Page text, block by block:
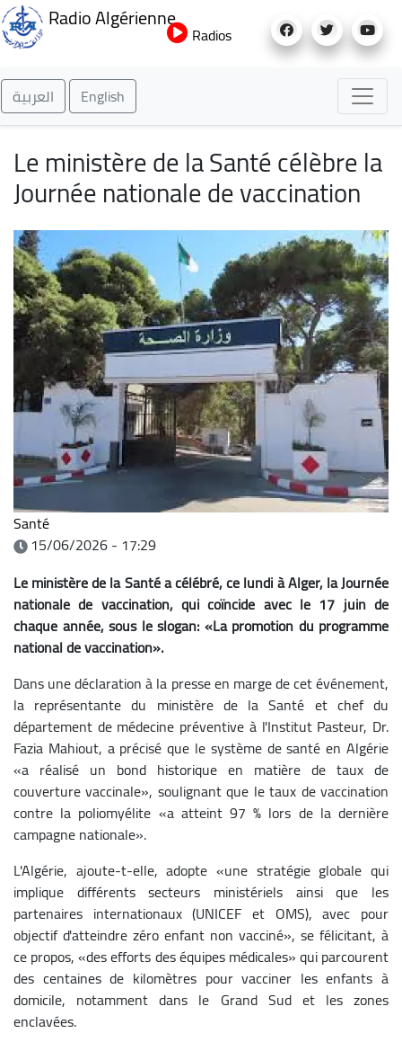
au
Radio Algérienne
Radios
العربية English
Le ministère de la Santé célèbre la
Journée nationale de vaccination
Santé
15/06/2026 - 17:29
Le ministère de la Santé a célébré, ce lundi à Alger, la Journée
nationale de vaccination, qui coïncide avec le 17 juin de
chaque année, sous le slogan: «La promotion du programme
national de vaccination».
Dans une déclaration à la presse en marge de cet événement,
la représentante du ministère de la Santé et chef du
département de médecine préventive à l'Institut Pasteur, Dr.
Fazia Mahiout, a précisé que le système de santé en Algérie
«a réalisé un bond historique en matière de taux de
couverture vaccinale», soulignant que le taux de vaccination
contre la poliomyélite «a atteint 97 % lors de la dernière
campagne nationale».
L'Algérie, ajoute-t-elle, adopte «une stratégie globale qui
implique différents secteurs ministériels ainsi que les
partenaires internationaux (UNICEF et OMS), avec pour
objectif d'atteindre zéro enfant non vacciné», se félicitant, à
ce propos, «des efforts des équipes médicales» qui parcourent
des centaines de kilomètres pour vacciner les enfants à
domicile, notamment dans le Grand Sud et les zones
enclavées.